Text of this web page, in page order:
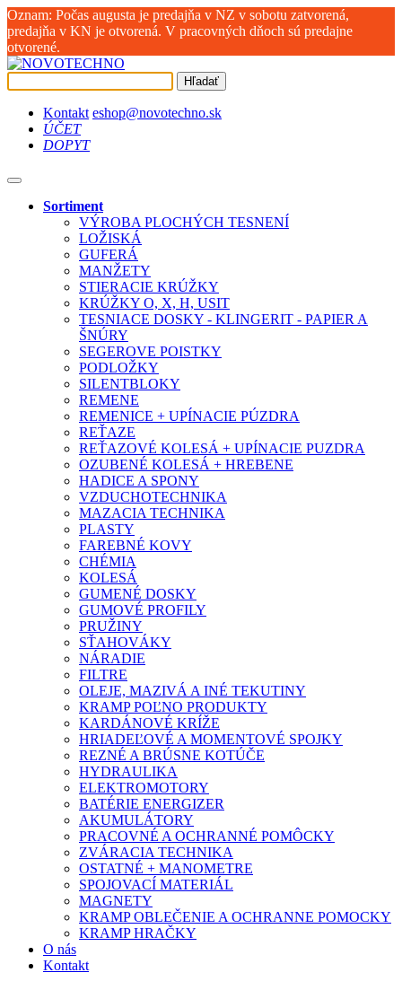
Oznam: Počas augusta je predajňa v NZ v sobotu zatvorená,
predajňa v KN je otvorená. V pracovných dňoch sú predajne
otvorené.
Hľadať
Kontakt eshop@novotechno.sk
ÚČET
DOPYT
Sortiment
VÝROBA PLOCHÝCH TESNENÍ
LOŽISKÁ
GUFERÁ
MANŽETY
STIERACIE KRÚŽKY
KRÚŽKY O, X, H, USIT
TESNIACE DOSKY - KLINGERIT - PAPIER A
ŠNÚRY
SEGEROVE POISTKY
PODLOŽKY
SILENTBLOKY
REMENE
REMENICE + UPÍNACIE PÚZDRA
REŤAZE
REŤAZOVÉ KOLESÁ + UPÍNACIE PUZDRA
OZUBENÉ KOLESÁ + HREBENE
HADICE A SPONY
VZDUCHOTECHNIKA
MAZACIA TECHNIKA
PLASTY
FAREBNÉ KOVY
CHÉMIA
KOLESÁ
GUMENÉ DOSKY
GUMOVÉ PROFILY
PRUŽINY
SŤAHOVÁKY
NÁRADIE
FILTRE
OLEJE, MAZIVÁ A INÉ TEKUTINY
KRAMP POĽNO PRODUKTY
KARDÁNOVÉ KRÍŽE
HRIADEĽOVÉ A MOMENTOVÉ SPOJKY
REZNÉ A BRÚSNE KOTÚČE
HYDRAULIKA
ELEKTROMOTORY
BATÉRIE ENERGIZER
AKUMULÁTORY
PRACOVNÉ A OCHRANNÉ POMÔCKY
ZVÁRACIA TECHNIKA
OSTATNÉ + MANOMETRE
SPOJOVACÍ MATERIÁL
MAGNETY
KRAMP OBLEČENIE A OCHRANNE POMOCKY
KRAMP HRAČKY
O nás
Kontakt